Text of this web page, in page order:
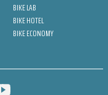
BIKE LAB
BIKE HOTEL
BIKE ECONOMY